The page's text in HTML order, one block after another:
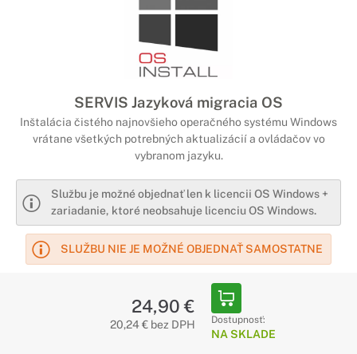
SERVIS Jazyková migracia OS
Inštalácia čistého najnovšieho operačného systému Windows
vrátane všetkých potrebných aktualizácií a ovládačov vo
vybranom jazyku.
Službu je možné objednať len k licencii OS Windows +
zariadanie, ktoré neobsahuje licenciu OS Windows.
SLUŽBU NIE JE MOŽNÉ OBJEDNAŤ SAMOSTATNE
24,90 €
20,24 € bez DPH Dostupnosť:
NA SKLADE